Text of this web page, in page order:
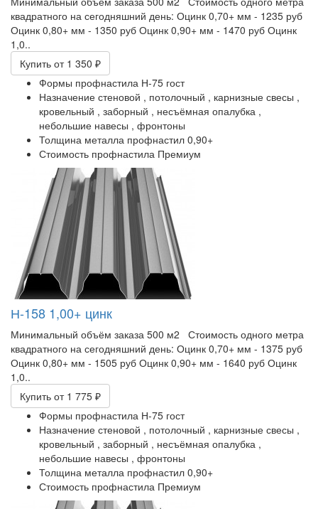
квадратного на сегодняшний день: Оцинк 0,70+ мм - 1235 руб
Оцинк 0,80+ мм - 1350 руб Оцинк 0,90+ мм - 1470 руб Оцинк
1,0..
Купить от 1 350 ₽
Формы профнастила Н-75 гост
Назначение стеновой , потолочный , карнизные свесы ,
кровельный , заборный , несъёмная опалубка ,
небольшие навесы , фронтоны
Толщина металла профнастил 0,90+
Стоимость профнастила Премиум
Н-158 1,00+ цинк
Минимальный объём заказа 500 м2 Стоимость одного метра
квадратного на сегодняшний день: Оцинк 0,70+ мм - 1375 руб
Оцинк 0,80+ мм - 1505 руб Оцинк 0,90+ мм - 1640 руб Оцинк
1,0..
Купить от 1 775 ₽
Формы профнастила Н-75 гост
Назначение стеновой , потолочный , карнизные свесы ,
кровельный , заборный , несъёмная опалубка ,
небольшие навесы , фронтоны
Толщина металла профнастил 0,90+
Стоимость профнастила Премиум